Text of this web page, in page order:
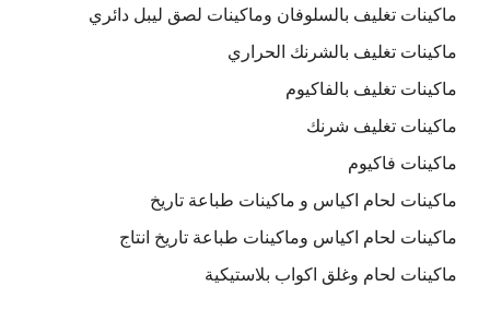
ماكينات تغليف بالسلوفان وماكينات لصق ليبل دائري
ماكينات تغليف بالشرنك الحراري
ماكينات تغليف بالفاكيوم
ماكينات تغليف شرنك
ماكينات فاكيوم
ماكينات لحام اكياس و ماكينات طباعة تاريخ
ماكينات لحام اكياس وماكينات طباعة تاريخ انتاج
ماكينات لحام وغلق اكواب بلاستيكية